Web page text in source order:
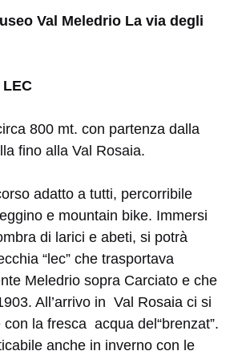
Val Meledrio La via degli
LEC
800 mt. con partenza dalla
fino alla Val Rosaia.
adatto a tutti, percorribile
e mountain bike. Immersi
di larici e abeti, si potrà
“lec” che trasportava
Meledrio sopra Carciato e che
All’arrivo in Val Rosaia ci si
con la fresca acqua del“brenzat”.
anche in inverno con le